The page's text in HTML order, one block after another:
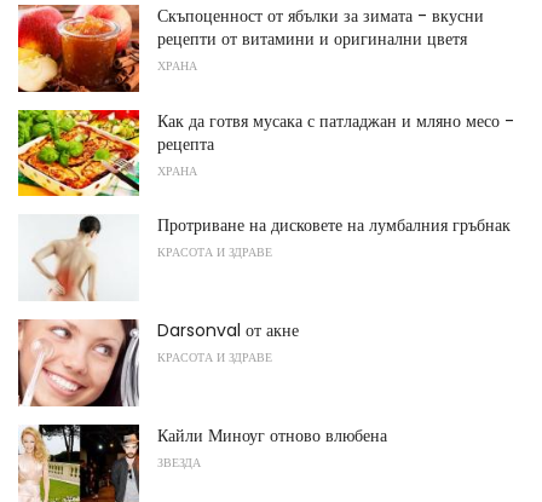
Скъпоценност от ябълки за зимата - вкусни
рецепти от витамини и оригинални цветя
ХРАНА
Как да готвя мусака с патладжан и мляно месо -
рецепта
ХРАНА
Протриване на дисковете на лумбалния гръбнак
КРАСОТА И ЗДРАВЕ
Darsonval от акне
КРАСОТА И ЗДРАВЕ
Кайли Миноуг отново влюбена
ЗВЕЗДА